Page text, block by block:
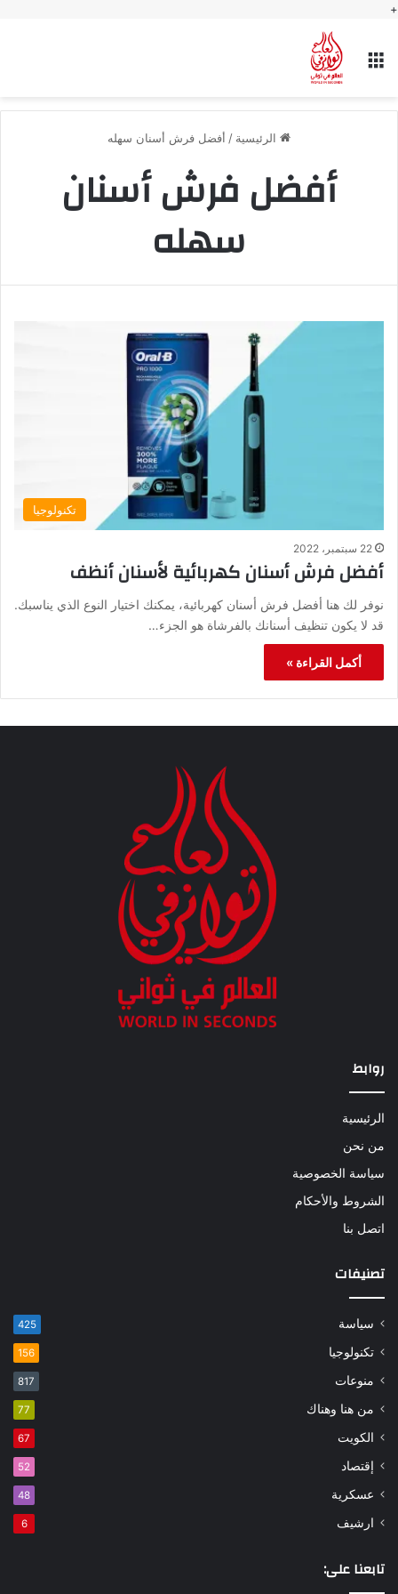
+
القائمة
الرئيسية / أفضل فرش أسنان سهله
أفضل فرش أسنان
سهله
تكنولوجيا
22 سبتمبر، 2022
أفضل فرش أسنان كهربائية لأسنان أنظف
نوفر لك هنا أفضل فرش أسنان كهربائية، يمكنك اختيار النوع الذي يناسبك.
قد لا يكون تنظيف أسنانك بالفرشاة هو الجزء…
أكمل القراءة »
روابط
الرئيسية
من نحن
سياسة الخصوصية
الشروط والأحكام
اتصل بنا
تصنيفات
سياسة 425
تكنولوجيا 156
منوعات 817
من هنا وهناك 77
الكويت 67
إقتصاد 52
عسكرية 48
ارشيف 6
تابعنا على: